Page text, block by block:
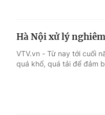
Hà Nội xử lý
VTV.vn - Từ nay tới cuối
quá khổ, quá tải để đảm